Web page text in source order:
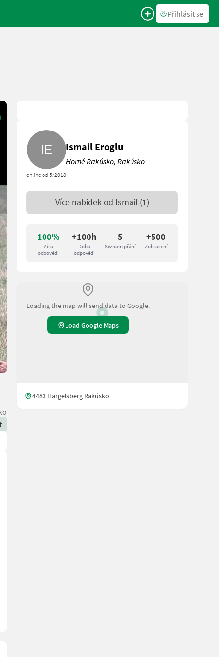
Přihlásit se
100%
Míra
odpovědí
+100h
Doba
odpovědi
5
Seznam přání
+500
Zobrazení
online od 5/2018
Ismail Eroglu
Horné Rakúsko, Rakúsko
Více nabídek od Ismail (1)
Loading the map will send data to Google.
Load Google Maps
4483 Hargelsberg Rakúsko